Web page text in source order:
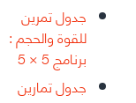
جدول تمرين
للقوة والحجم :
برنامج 5 × 5
جدول تمارين